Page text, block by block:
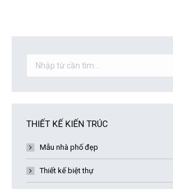
THIẾT KẾ KIẾN TRÚC
Mẫu nhà phố đẹp
Thiết kế biệt thự